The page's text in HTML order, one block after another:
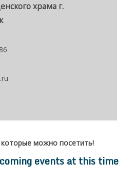
храма г.
можно посетить!
events at this time